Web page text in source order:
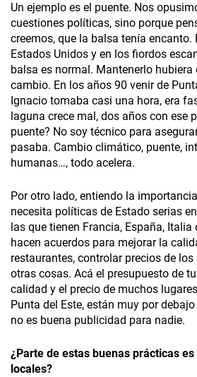
Un ejemplo es el puente. Nos
cuestiones políticas, sino porque
creemos, que la balsa tenía encanto.
Estados Unidos y en los fiordos
balsa es normal. Mantenerlo hubiera
cambio. En los años 90 venir de
Ignacio tomaba casi una hora, era
laguna crece mal, dos años con ese
puente? No soy técnico para
pasaba. Cambio climático, puente,
humanas…, todo acelera.
Por otro lado, entiendo la
necesita políticas de Estado serias
las que tienen Francia, España, Italia
hacen acuerdos para mejorar la
restaurantes, controlar precios de
otras cosas. Acá el presupuesto de
calidad y el precio de muchos
Punta del Este, están muy por
no es buena publicidad para nadie.
¿Parte de estas buenas prácticas
locales?